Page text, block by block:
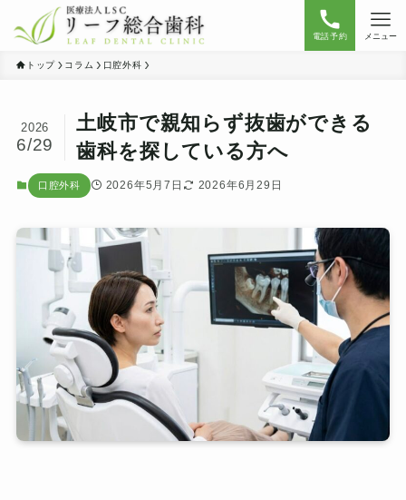
電話予約 メニュー
トップ コラム 口腔外科
土岐市で親知らず抜歯ができる
歯科を探している方へ
2026
6/29
口腔外科 2026年5月7日 2026年6月29日